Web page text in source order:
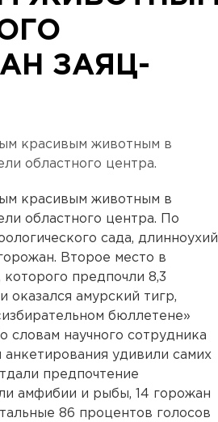
ЗАЯЦ-
красивым животным в
областного центра.
красивым животным в
областного центра. По
сада, длинноухий
Второе место в
предпочли 8,3
амурский тигр,
бюллетене»
научного сотрудника
удивили самих
предпочтение
амфибии и рыбы, 14 горожан
86 процентов голосов